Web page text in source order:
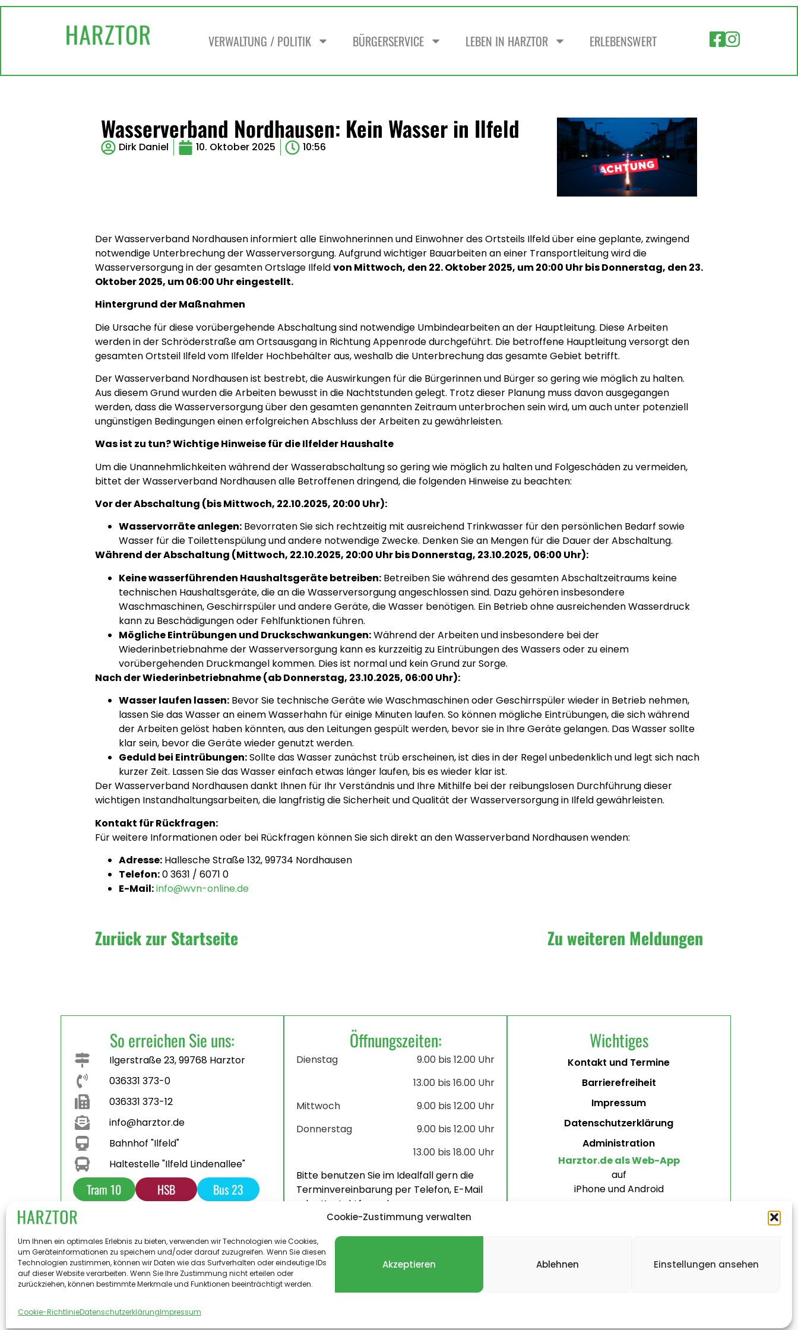
Cookie-Zustimmung verwalten
Um Ihnen ein optimales Erlebnis zu bieten, verwenden wir Technologien wie Cookies,
um Geräteinformationen zu speichern und/oder darauf zuzugreifen. Wenn Sie diesen
Technologien zustimmen, können wir Daten wie das Surfverhalten oder eindeutige IDs
auf dieser Website verarbeiten. Wenn Sie Ihre Zustimmung nicht erteilen oder
zurückziehen, können bestimmte Merkmale und Funktionen beeinträchtigt werden.
Akzeptieren Ablehnen Einstellungen ansehen
Cookie-RichtlinieDatenschutzerklärungImpressum
VERWALTUNG / POLITIK BÜRGERSERVICE LEBEN IN HARZTOR ERLEBENSWERT
Wasserverband Nordhausen: Kein Wasser in Ilfeld
Dirk Daniel 10. Oktober 2025 10:56
Der Wasserverband Nordhausen informiert alle Einwohnerinnen und Einwohner des Ortsteils Ilfeld über eine geplante, zwingend
notwendige Unterbrechung der Wasserversorgung. Aufgrund wichtiger Bauarbeiten an einer Transportleitung wird die
Wasserversorgung in der gesamten Ortslage Ilfeldvon Mittwoch, den 22. Oktober 2025, um 20:00 Uhr bis Donnerstag, den 23.
Oktober 2025, um 06:00 Uhr eingestellt.
Hintergrund der Maßnahmen
Die Ursache für diese vorübergehende Abschaltung sind notwendige Umbindearbeiten an der Hauptleitung. Diese Arbeiten
werden in der Schröderstraße am Ortsausgang in Richtung Appenrode durchgeführt. Die betroffene Hauptleitung versorgt den
gesamten Ortsteil Ilfeld vom Ilfelder Hochbehälter aus, weshalb die Unterbrechung das gesamte Gebiet betrifft.
Der Wasserverband Nordhausen ist bestrebt, die Auswirkungen für die Bürgerinnen und Bürger so gering wie möglich zu halten.
Aus diesem Grund wurden die Arbeiten bewusst in die Nachtstunden gelegt. Trotz dieser Planung muss davon ausgegangen
werden, dass die Wasserversorgung über den gesamten genannten Zeitraum unterbrochen sein wird, um auch unter potenziell
ungünstigen Bedingungen einen erfolgreichen Abschluss der Arbeiten zu gewährleisten.
Was ist zu tun? Wichtige Hinweise für die Ilfelder Haushalte
Um die Unannehmlichkeiten während der Wasserabschaltung so gering wie möglich zu halten und Folgeschäden zu vermeiden,
bittet der Wasserverband Nordhausen alle Betroffenen dringend, die folgenden Hinweise zu beachten:
Vor der Abschaltung (bis Mittwoch, 22.10.2025, 20:00 Uhr):
Wasservorräte anlegen: Bevorraten Sie sich rechtzeitig mit ausreichend Trinkwasser für den persönlichen Bedarf sowie
Wasser für die Toilettenspülung und andere notwendige Zwecke. Denken Sie an Mengen für die Dauer der Abschaltung.
Während der Abschaltung (Mittwoch, 22.10.2025, 20:00 Uhr bis Donnerstag, 23.10.2025, 06:00 Uhr):
Keine wasserführenden Haushaltsgeräte betreiben: Betreiben Sie während des gesamten Abschaltzeitraums keine
technischen Haushaltsgeräte, die an die Wasserversorgung angeschlossen sind. Dazu gehören insbesondere
Waschmaschinen, Geschirrspüler und andere Geräte, die Wasser benötigen. Ein Betrieb ohne ausreichenden Wasserdruck
kann zu Beschädigungen oder Fehlfunktionen führen.
Mögliche Eintrübungen und Druckschwankungen:Während der Arbeiten und insbesondere bei der
Wiederinbetriebnahme der Wasserversorgung kann es kurzzeitig zu Eintrübungen des Wassers oder zu einem
vorübergehenden Druckmangel kommen. Dies ist normal und kein Grund zur Sorge.
Nach der Wiederinbetriebnahme (ab Donnerstag, 23.10.2025, 06:00 Uhr):
Wasser laufen lassen: Bevor Sie technische Geräte wie Waschmaschinen oder Geschirrspüler wieder in Betrieb nehmen,
lassen Sie das Wasser an einem Wasserhahn für einige Minuten laufen. So können mögliche Eintrübungen, die sich während
der Arbeiten gelöst haben könnten, aus den Leitungen gespült werden, bevor sie in Ihre Geräte gelangen. Das Wasser sollte
klar sein, bevor die Geräte wieder genutzt werden.
Geduld bei Eintrübungen:Sollte das Wasser zunächst trüb erscheinen, ist dies in der Regel unbedenklich und legt sich nach
kurzer Zeit. Lassen Sie das Wasser einfach etwas länger laufen, bis es wieder klar ist.
Der Wasserverband Nordhausen dankt Ihnen für Ihr Verständnis und Ihre Mithilfe bei der reibungslosen Durchführung dieser
wichtigen Instandhaltungsarbeiten, die langfristig die Sicherheit und Qualität der Wasserversorgung in Ilfeld gewährleisten.
Kontakt für Rückfragen:
Für weitere Informationen oder bei Rückfragen können Sie sich direkt an den Wasserverband Nordhausen wenden:
Adresse: Hallesche Straße 132, 99734 Nordhausen
Telefon:0 3631 / 6071 0
E-Mail:info@wvn-online.de
Zurück zur Startseite Zu weiteren Meldungen
So erreichen Sie uns:
Ilgerstraße 23, 99768 Harztor
036331 373-0
036331 373-12
info@harztor.de
Bahnhof "Ilfeld"
Haltestelle "Ilfeld Lindenallee"
Tram 10 HSB
Bus 23
Öffnungszeiten:
Dienstag
9.00 bis 12.00 Uhr
13.00 bis 16.00 Uhr
Mittwoch
9.00 bis 12.00 Uhr
Donnerstag
9.00 bis 12.00 Uhr
13.00 bis 18.00 Uhr
Bitte benutzen Sie im Idealfall gern die
Terminvereinbarung per Telefon, E-Mail
oder Kontaktformular.
Wichtiges
Kontakt und Termine
Barrierefreiheit
Impressum
Datenschutzerklärung
Administration
Harztor.de als Web-App
auf
iPhone und Android
© 2024 – 2026 Landgemeinde Harztor. Alle Rechte vorbehalten.